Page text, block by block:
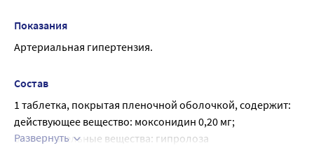
Максимальная суточная доза, которую следует
индивидуальная коррекция суточной дозы в
терапии. Коррекция дозы для пациентов с печеночной
недостаточностью не требуется.
Начальная доза для пациентов, находящихся на
гемодиализе - 0,2 мг в сутки. В случае необходимости и
Показания
Артериальная гипертензия.
Состав
1 таблетка, покрытая пленочной оболочкой, содержит:
действующее вещество: моксонидин 0,20 мг;
вспомогательные вещества: гипролоза
Развернуть